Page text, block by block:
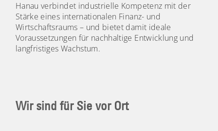
Hanau verbindet industrielle Kompetenz mit der
Stärke eines internationalen Finanz- und
Wirtschaftsraums – und bietet damit ideale
Voraussetzungen für nachhaltige Entwicklung und
langfristiges Wachstum.
Wir sind für Sie vor Ort